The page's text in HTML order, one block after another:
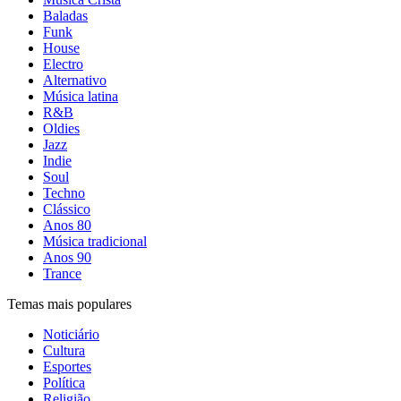
Baladas
Funk
House
Electro
Alternativo
Música latina
R&B
Oldies
Jazz
Indie
Soul
Techno
Clássico
Anos 80
Música tradicional
Anos 90
Trance
Temas mais populares
Noticiário
Cultura
Esportes
Política